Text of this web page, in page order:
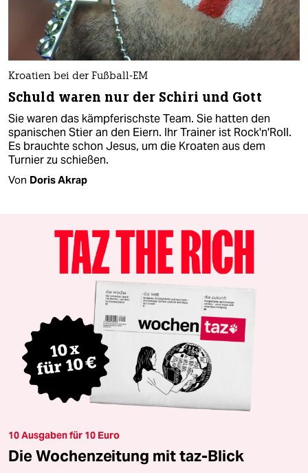
Kroatien bei der Fußball-EM
Schuld waren nur der Schiri und Gott
Sie waren das kämpferischste Team. Sie hatten den
spanischen Stier an den Eiern. Ihr Trainer ist Rock'n'Roll.
Es brauchte schon Jesus, um die Kroaten aus dem
Turnier zu schießen.
Von Doris Akrap
10 Ausgaben für 10 Euro
Die Wochenzeitung mit taz-Blick